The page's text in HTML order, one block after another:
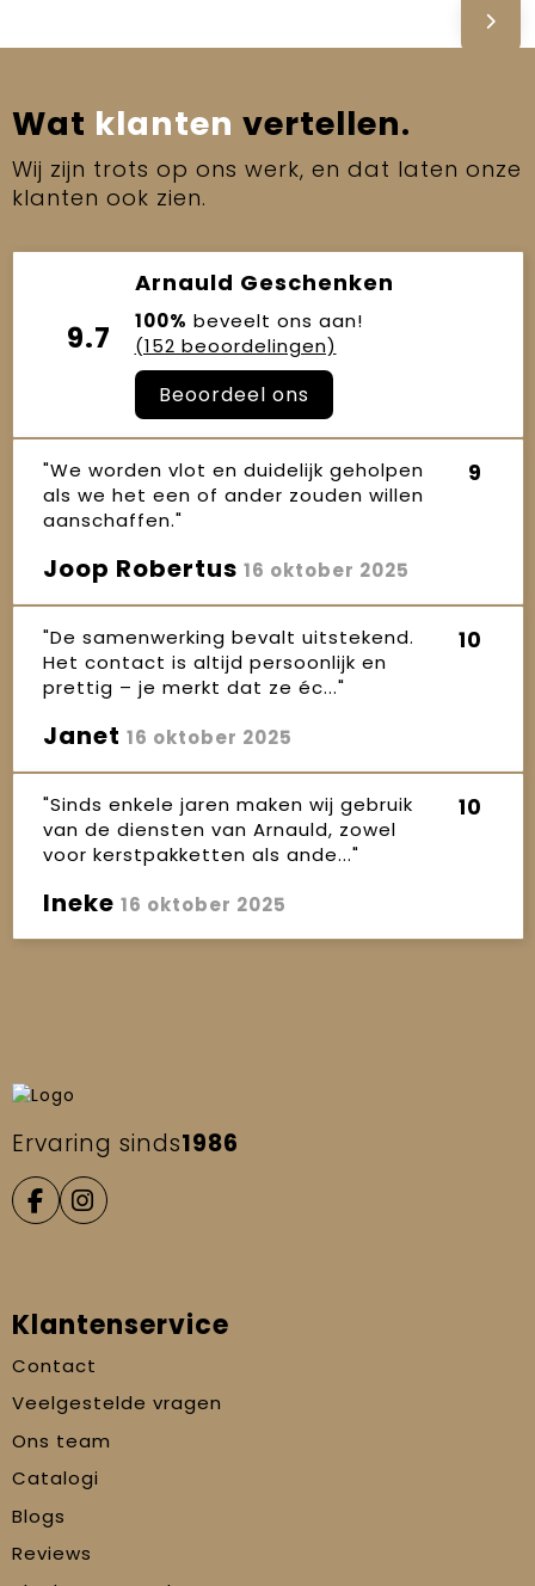
Wat klanten vertellen.
Wij zijn trots op ons werk, en dat laten onze
klanten ook zien.
9.7
Arnauld Geschenken
100% beveelt ons aan!
(152 beoordelingen)
Beoordeel ons
"We worden vlot en duidelijk geholpen
als we het een of ander zouden willen
aanschaffen."
9
Joop Robertus 16 oktober 2025
"De samenwerking bevalt uitstekend.
Het contact is altijd persoonlijk en
prettig – je merkt dat ze éc..."
10
Janet 16 oktober 2025
"Sinds enkele jaren maken wij gebruik
van de diensten van Arnauld, zowel
voor kerstpakketten als ande..."
10
Ineke 16 oktober 2025
Ervaring sinds1986
Klantenservice
Contact
Veelgestelde vragen
Ons team
Catalogi
Blogs
Reviews